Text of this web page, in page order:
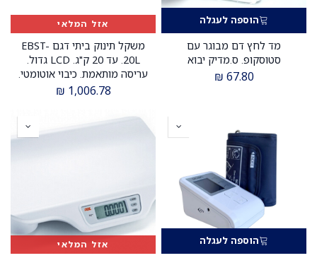
הוספה לעגלה
מד לחץ דם מבוגר עם
סטוסקופ. ס.מדיק יבוא
67.80
₪
אזל המלאי
משקל תינוק ביתי דגם EBST-
20L. עד 20 ק"ג. LCD גדול.
עריסה מותאמת. כיבוי אוטומטי.
ס.מדיק יבוא
1,006.78
₪
הוספה לעגלה אזל המלאי